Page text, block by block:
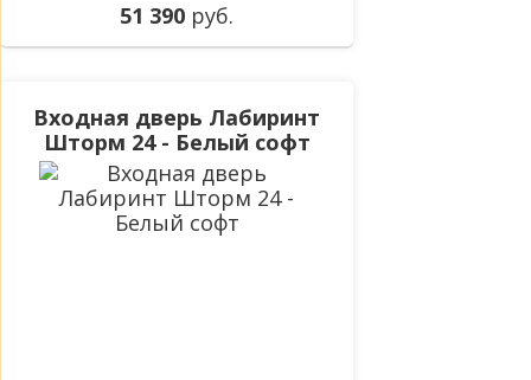
51 390 руб.
Входная дверь Лабиринт
Шторм 24 - Белый софт